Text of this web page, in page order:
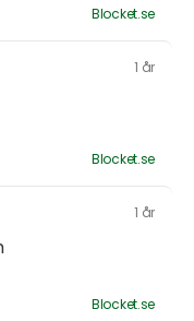
Blocket.se
1 år
Blocket.se
1 år
Blocket.se